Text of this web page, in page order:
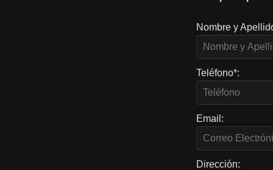
Nombre y
Teléfono*:
Email:
Dirección: